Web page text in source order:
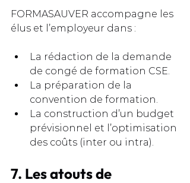
FORMASAUVER accompagne les
élus et l’employeur dans :
La rédaction de la demande
de congé de formation CSE.
La préparation de la
convention de formation.
La construction d’un budget
prévisionnel et l’optimisation
des coûts (inter ou intra).
7. Les atouts de